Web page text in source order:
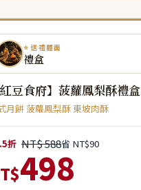
⭐ 送禮體面
禮盒
紅豆食府】菠蘿鳳梨酥禮盒
月餅 菠蘿鳳梨酥 東坡肉酥
折 NT$ 588省 NT$90
498